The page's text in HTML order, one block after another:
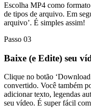
Escolha MP4 como formato
de tipos de arquivo. Em
arquivo’. É simples assim!
Passo 03
Baixe (e Edite) seu
Clique no botão
convertido. Você também
adicionar texto, legendas
seu vídeo. É super fácil